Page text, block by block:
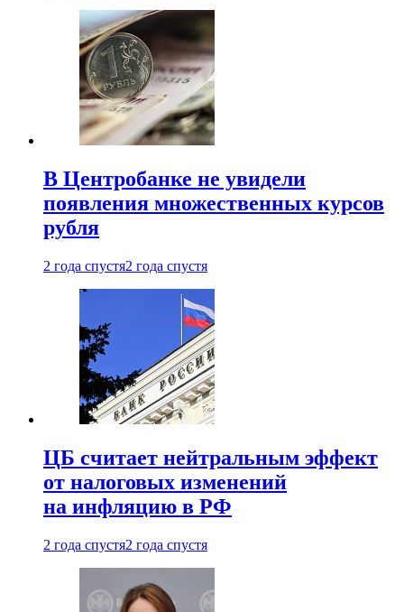
В Центробанке не увидели
появления множественных курсов
рубля
2 года спустя2 года спустя
ЦБ считает нейтральным эффект
от налоговых изменений
на инфляцию в РФ
2 года спустя2 года спустя